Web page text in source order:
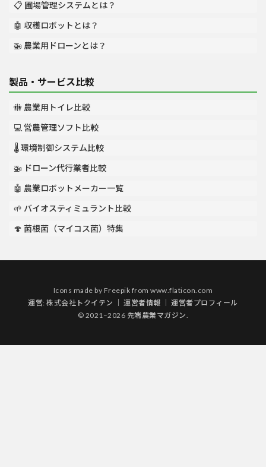
📋 圃場管理システムとは？
🤖 収穫ロボットとは？
🚁 農業用ドローンとは？
製品・サービス比較
🚻 農業用トイレ比較
💻 営農管理ソフト比較
🌡️ 環境制御システム比較
🚁 ドローン代行業者比較
🤖 農業ロボットメーカー一覧
🌱 バイオスティミュラント比較
🍄 菌根菌（マイコス菌）特集
Icons made by Freepik fromwww.flaticon.com
運営:株式会社トクイテン ｜運営者情報 ｜運営者プロフィール
© 2021–2026 先端農業マガジン.